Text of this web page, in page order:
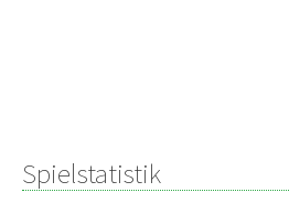
Spielstatistik